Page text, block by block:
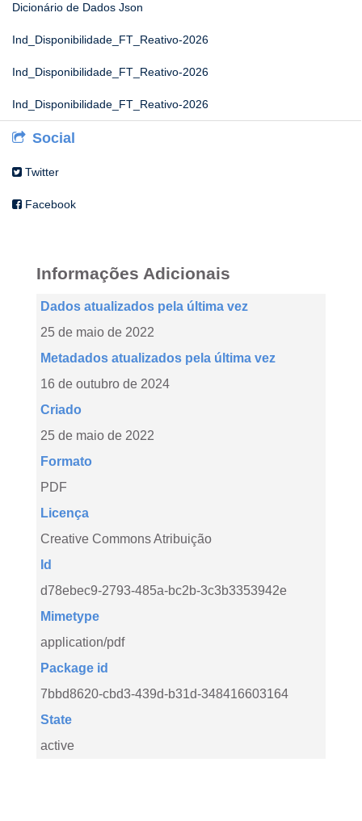
Dicionário de Dados Json
Ind_Disponibilidade_FT_Reativo-2026
Ind_Disponibilidade_FT_Reativo-2026
Ind_Disponibilidade_FT_Reativo-2026
Social
Twitter
Facebook
Informações Adicionais
Dados atualizados pela última vez
25 de maio de 2022
Metadados atualizados pela última vez
16 de outubro de 2024
Criado
25 de maio de 2022
Formato
PDF
Licença
Creative Commons Atribuição
Id
d78ebec9-2793-485a-bc2b-3c3b3353942e
Mimetype
application/pdf
Package id
7bbd8620-cbd3-439d-b31d-348416603164
State
active